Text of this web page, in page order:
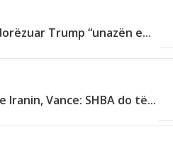
Trump “unazën e...
Iranin, Vance: SHBA do të...